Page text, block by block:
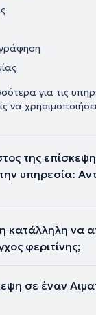
για τις
να
της
υπηρεσία:
η κατάλληλη να
φεριτίνης;
σε έναν